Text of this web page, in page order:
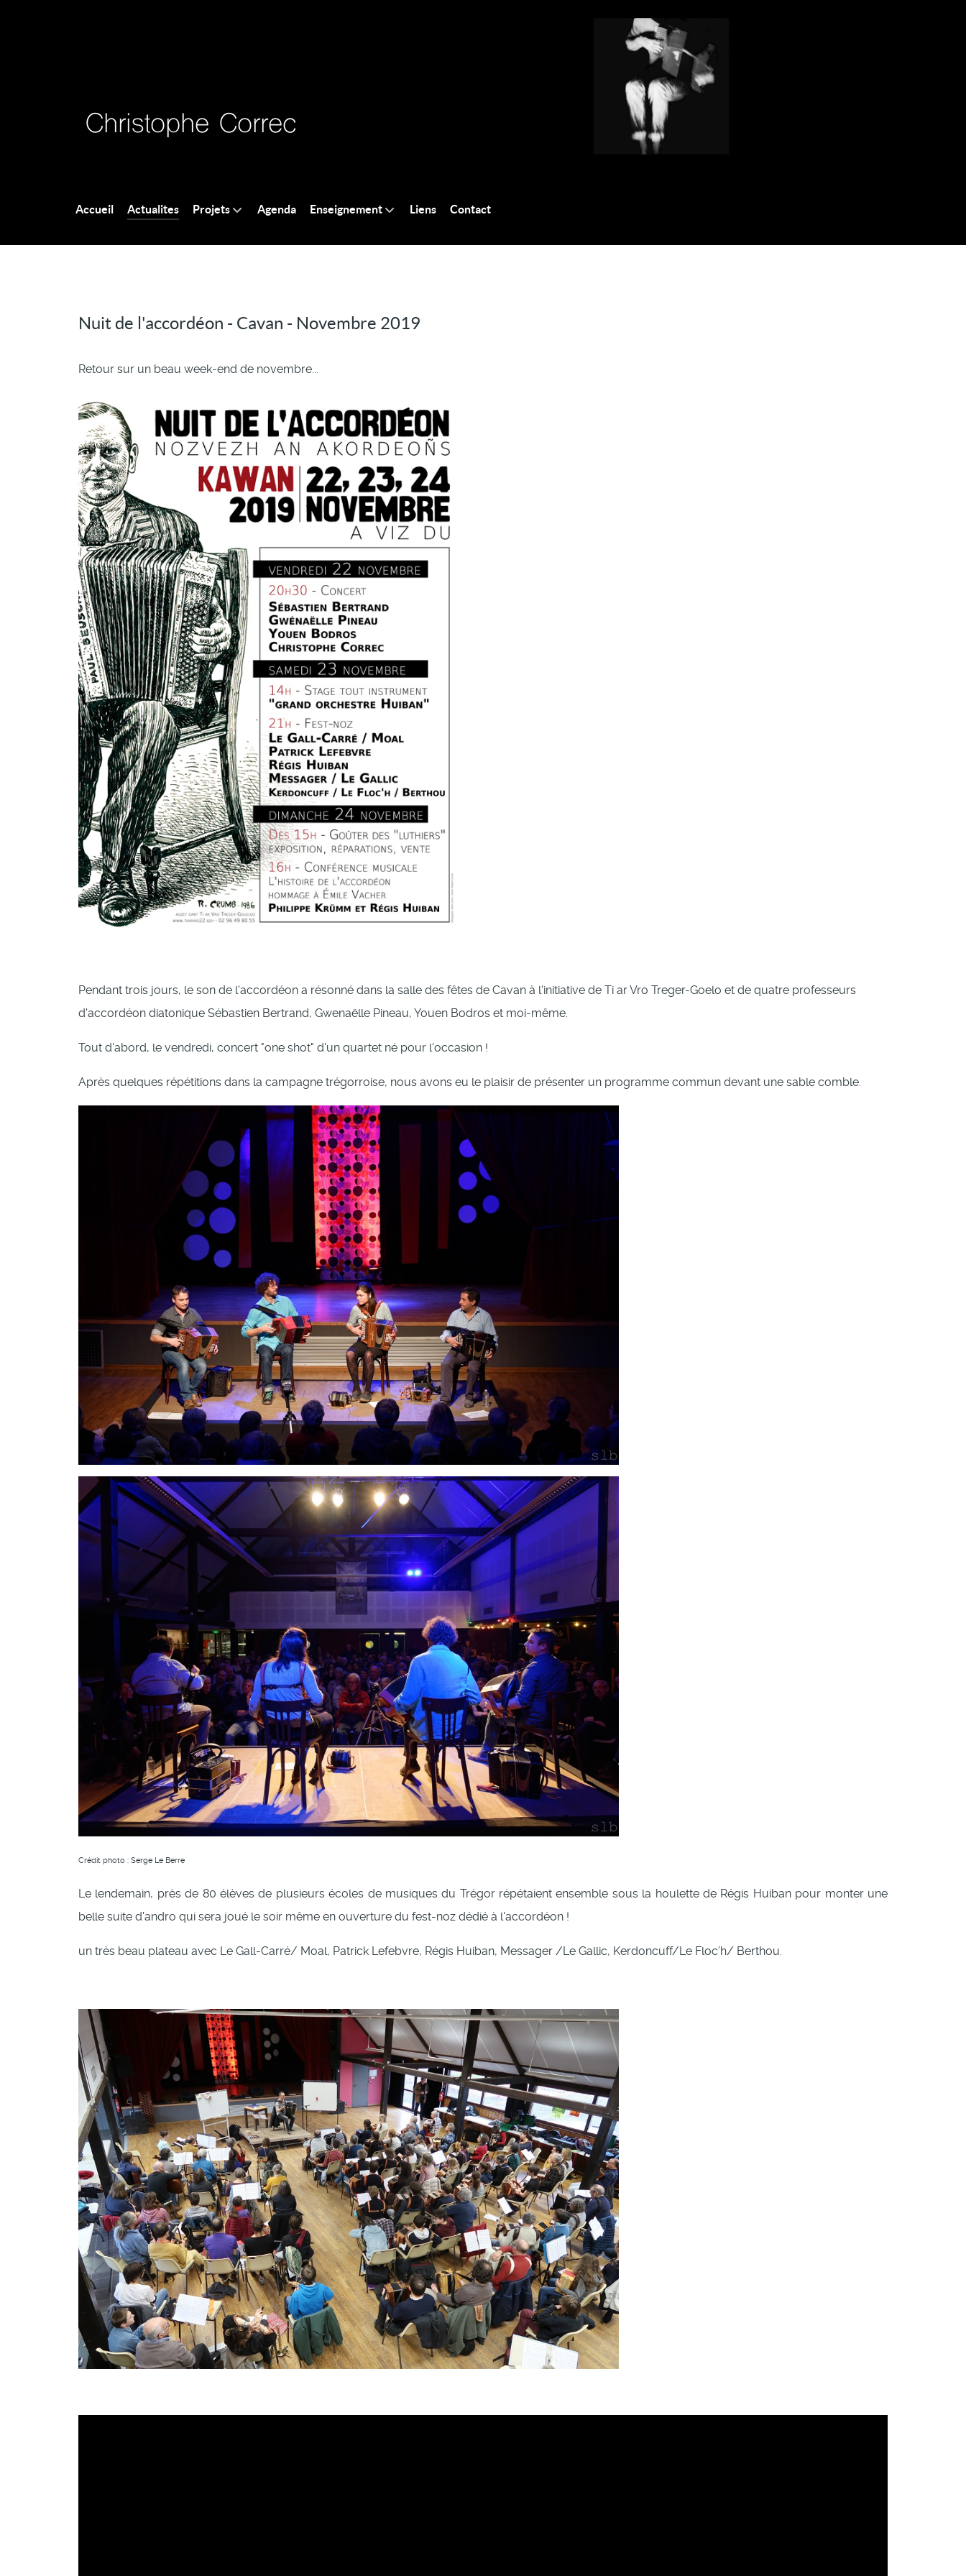
Accueil Actualites Projets Agenda Enseignement Liens Contact
Nuit de l'accordéon - Cavan - Novembre 2019
Retour sur un beau week-end de novembre...
Pendant trois jours, le son de l'accordéon a résonné dans la salle des fêtes de Cavan à l'initiative de Ti ar Vro Treger-Goelo et de quatre professeurs
d'accordéon diatonique Sébastien Bertrand, Gwenaëlle Pineau, Youen Bodros et moi-même.
Tout d'abord, le vendredi, concert "one shot" d'un quartet né pour l'occasion !
Après quelques répétitions dans la campagne trégorroise, nous avons eu le plaisir de présenter un programme commun devant une sable comble.
Crédit photo : Serge Le Berre
Le lendemain, près de 80 élèves de plusieurs écoles de musiques du Trégor répétaient ensemble sous la houlette de Régis Huiban pour monter une
belle suite d'andro qui sera joué le soir même en ouverture du fest-noz dédié à l'accordéon !
un très beau plateau avec Le Gall-Carré/ Moal, Patrick Lefebvre, Régis Huiban, Messager /Le Gallic, Kerdoncuff/Le Floc’h/ Berthou.